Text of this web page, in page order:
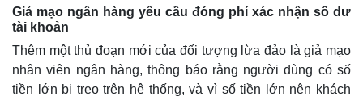
Lịch thi đấu bóng đá
Thế giới thể thao
eSports
Hậu trường
Xe máy
Giả mạo ngân hàng yêu cầu đóng phí xác nhận số dư
tài khoản
Thêm một thủ đoạn mới của đối tượng lừa đảo là giả mạo
nhân viên ngân hàng, thông báo rằng người dùng có số
tiền lớn bị treo trên hệ thống, và vì số tiền lớn nên khách